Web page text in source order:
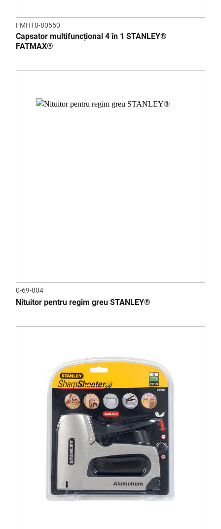
FMHT0-80550
Capsator multifuncțional 4 în 1 STANLEY®
FATMAX®
0-69-804
Nituitor pentru regim greu STANLEY®